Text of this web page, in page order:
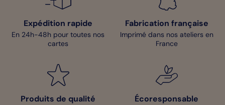
Expédition rapide
En 24h-48h pour toutes nos
cartes
Fabrication française
Imprimé dans nos ateliers en
France
Produits de qualité Écoresponsable